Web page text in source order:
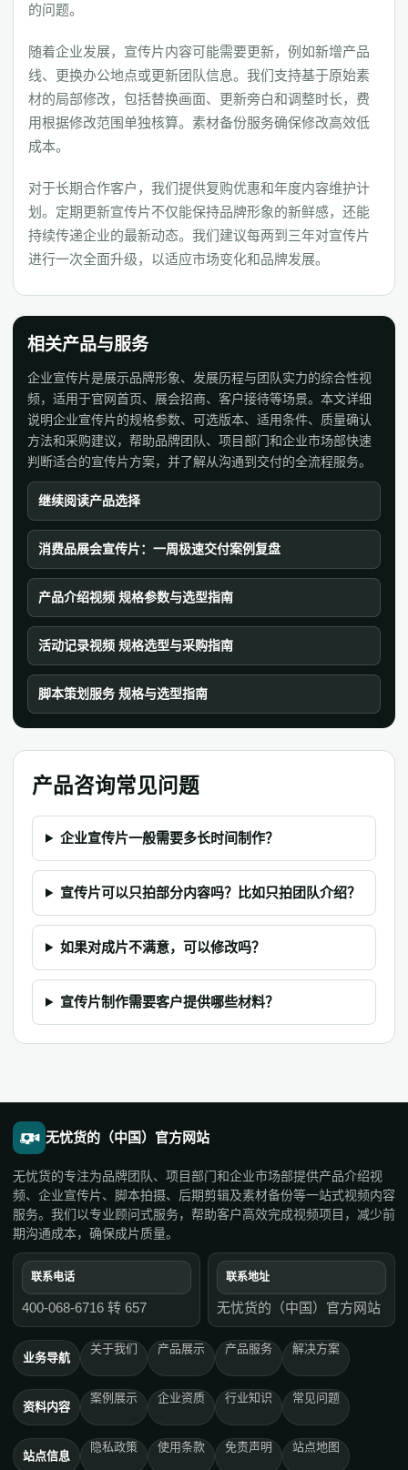
的问题。
随着企业发展，宣传片内容可能需要更新，例如新增产品
线、更换办公地点或更新团队信息。我们支持基于原始素
材的局部修改，包括替换画面、更新旁白和调整时长，费
用根据修改范围单独核算。素材备份服务确保修改高效低
成本。
对于长期合作客户，我们提供复购优惠和年度内容维护计
划。定期更新宣传片不仅能保持品牌形象的新鲜感，还能
持续传递企业的最新动态。我们建议每两到三年对宣传片
进行一次全面升级，以适应市场变化和品牌发展。
相关产品与服务
企业宣传片是展示品牌形象、发展历程与团队实力的综合性视
频，适用于官网首页、展会招商、客户接待等场景。本文详细
说明企业宣传片的规格参数、可选版本、适用条件、质量确认
方法和采购建议，帮助品牌团队、项目部门和企业市场部快速
判断适合的宣传片方案，并了解从沟通到交付的全流程服务。
继续阅读产品选择
消费品展会宣传片：一周极速交付案例复盘
产品介绍视频 规格参数与选型指南
活动记录视频 规格选型与采购指南
脚本策划服务 规格与选型指南
产品咨询常见问题
企业宣传片一般需要多长时间制作？
宣传片可以只拍部分内容吗？比如只拍团队介绍？
如果对成片不满意，可以修改吗？
宣传片制作需要客户提供哪些材料？
无忧货的（中国）官方网站
无忧货的专注为品牌团队、项目部门和企业市场部提供产品介绍视
频、企业宣传片、脚本拍摄、后期剪辑及素材备份等一站式视频内容
服务。我们以专业顾问式服务，帮助客户高效完成视频项目，减少前
期沟通成本，确保成片质量。
联系电话
400-068-6716 转 657
联系地址
无忧货的（中国）官方网站
业务导航
关于我们 产品展示 产品服务 解决方案
资料内容
案例展示 企业资质 行业知识 常见问题
站点信息
隐私政策 使用条款 免责声明 站点地图